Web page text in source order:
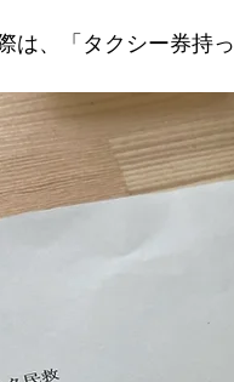
は、「タクシー券持